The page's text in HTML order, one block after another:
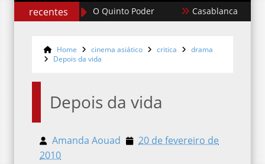
recentes Casablanca Um Filme
Home cinema asiático critica
drama
Depois da vida
Depois da vida
Amanda Aouad 20 de fevereiro de 2010